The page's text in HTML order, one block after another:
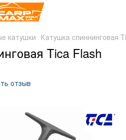
катушки Катушка спиннинговая
Tica Flash
отзыв